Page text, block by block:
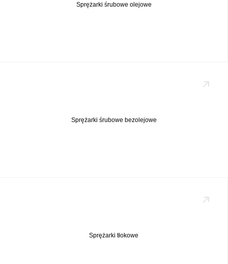
Sprężarki śrubowe olejowe
Sprężarki śrubowe bezolejowe
Sprężarki tłokowe